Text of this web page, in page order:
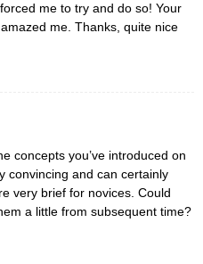
me to try and do so! Your
me. Thanks, quite nice
concepts you’ve introduced on
convincing and can certainly
very brief for novices. Could
a little from subsequent time?